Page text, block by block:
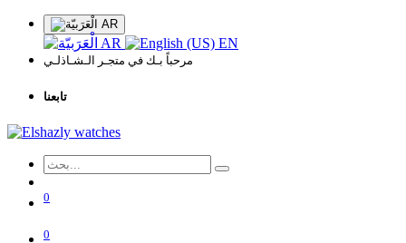
AR
AR EN
مرحباً بـك في متجـر الـشـاذلـي
تابعنا
0
0